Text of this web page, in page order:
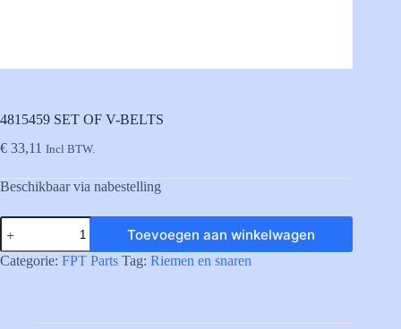
4815459 SET OF V-BELTS
€ 33,11 Incl BTW.
Beschikbaar via nabestelling
4815459
SET
OF
V-
Toevoegen aan winkelwagen
Categorie: FPT Parts Tag: Riemen en snaren